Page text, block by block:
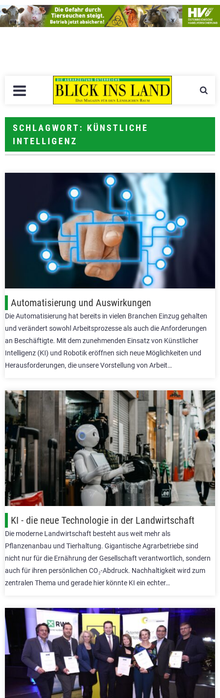
SCHLAGWORT: KÜNSTLICHE
INTELLIGENZ
Automatisierung und Auswirkungen
Die Automatisierung hat bereits in vielen Branchen Einzug gehalten
und verändert sowohl Arbeitsprozesse als auch die Anforderungen
an Beschäftigte. Mit dem zunehmenden Einsatz von Künstlicher
Intelligenz (KI) und Robotik eröffnen sich neue Möglichkeiten und
Herausforderungen, die unsere Vorstellung von Arbeit…
KI - die neue Technologie in der Landwirtschaft
Die moderne Landwirtschaft besteht aus weit mehr als
Pflanzenanbau und Tierhaltung. Gigantische Agrarbetriebe sind
nicht nur für die Ernährung der Gesellschaft verantwortlich, sondern
auch für ihren persönlichen CO₂-Abdruck. Nachhaltigkeit wird zum
zentralen Thema und gerade hier könnte KI ein echter…